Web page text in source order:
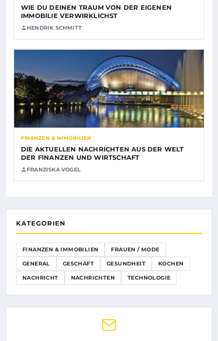
WIE DU DEINEN TRAUM VON DER EIGENEN
IMMOBILIE VERWIRKLICHST
HENDRIK SCHMITT
FINANZEN & IMMOBILIEN
DIE AKTUELLEN NACHRICHTEN AUS DER WELT
DER FINANZEN UND WIRTSCHAFT
FRANZISKA VOGEL
KATEGORIEN
FINANZEN & IMMOBILIEN FRAUEN / MODE
GENERAL GESCHÄFT GESUNDHEIT KOCHEN
NACHRICHT NACHRICHTEN TECHNOLOGIE